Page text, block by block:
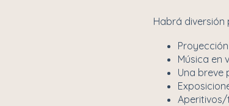
Habrá diversión
Música en
Una breve
Aperitivos/